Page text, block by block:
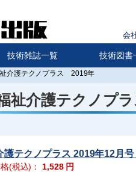
会
技術雑誌一覧 技術図書
介護テクノプラス 2019年
祉介護テクノプ
護テクノプラス 2019年12月号
(税込)： 1,528円